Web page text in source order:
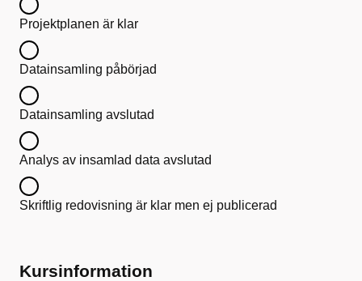
Projektplanen är klar
Datainsamling påbörjad
Datainsamling avslutad
Analys av insamlad data avslutad
Skriftlig redovisning är klar men ej publicerad
Kursinformation